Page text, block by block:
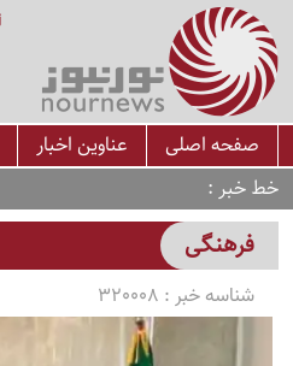
صفحه اصلی عناوین اخبار
خط خبر
فرهنگی
شناسه خبر : 320008